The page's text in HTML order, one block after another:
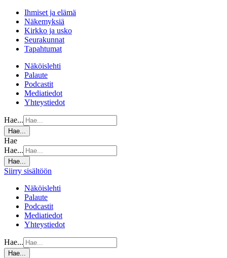
Ihmiset ja elämä
Näkemyksiä
Kirkko ja usko
Seurakunnat
Tapahtumat
Näköislehti
Palaute
Podcastit
Mediatiedot
Yhteystiedot
Hae...
Hae...
Hae
Hae...
Hae...
Siirry sisältöön
Näköislehti
Palaute
Podcastit
Mediatiedot
Yhteystiedot
Hae...
Hae...